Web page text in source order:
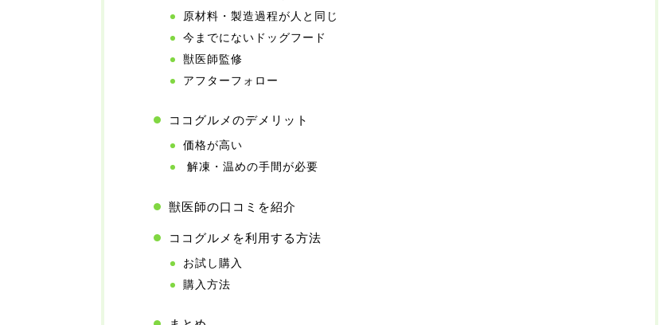
原材料・製造過程が人と同じ
今までにないドッグフード
獣医師監修
アフターフォロー
ココグルメのデメリット
価格が高い
解凍・温めの手間が必要
獣医師の口コミを紹介
ココグルメを利用する方法
お試し購入
購入方法